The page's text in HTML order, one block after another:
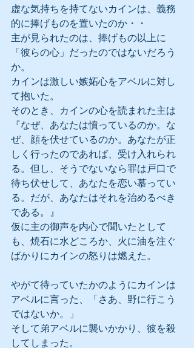
虚な気持ちを持てないカインは、義務
的に捧げものを置いたのか・・
主が見られたのは、捧げもの以上に
「彼らの心」だったのではないだろう
か。
カインは激しい嫉妬心をアベルに対し
て抱いた。
そのとき、カインの心を読まれた主は
『なぜ、あなたは憤っているのか。な
ぜ、顔を伏せているのか。あなたが正
しく行ったのであれば、受け入れられ
る。但し、そうでないなら罪は戸口で
待ち伏せして、あなたを恋い慕ってい
る。だが、あなたはそれを治めるべき
である。』
仮に主の御声を内心で聞いたとして
も、焼石に水どころか、火に油を注ぐ
ばかりにカインの怒りは燃えた。
やがて待っていたかのようにカインは
アベルに言った、「さあ、野に行こう
ではないか。」
そして弟アベルに襲いかかり、彼を殺
してしまった。